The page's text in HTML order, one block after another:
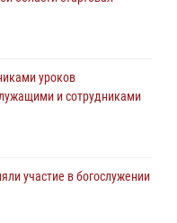
опыт войск
уроков
и сотрудниками
участие в богослужении